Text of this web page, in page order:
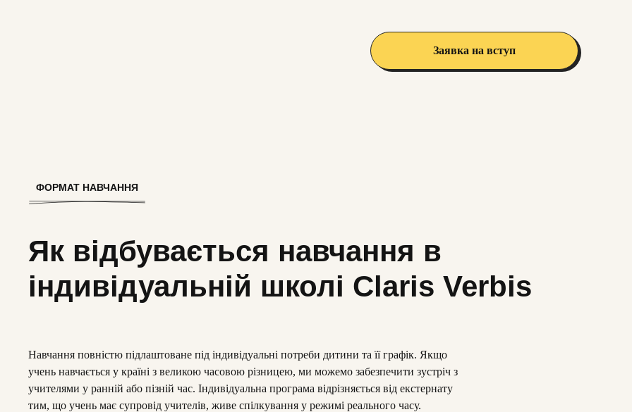
Заявка на вступ
ФОРМАТ НАВЧАННЯ
Як відбувається навчання в
індивідуальній школі Claris Verbis
Навчання повністю підлаштоване під індивідуальні потреби дитини та її графік. Якщо
учень навчається у країні з великою часовою різницею, ми можемо забезпечити зустріч з
учителями у ранній або пізній час. Індивідуальна програма відрізняється від екстернату
тим, що учень має супровід учителів, живе спілкування у режимі реального часу.